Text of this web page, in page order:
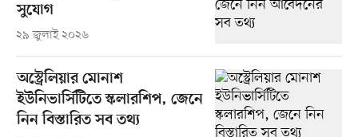
সুযোগ
২৯ জুলাই ২০২৬
অস্ট্রেলিয়ার মোনাশ
ইউনিভার্সিটিতে স্কলারশিপ, জেনে
নিন বিস্তারিত সব তথ্য